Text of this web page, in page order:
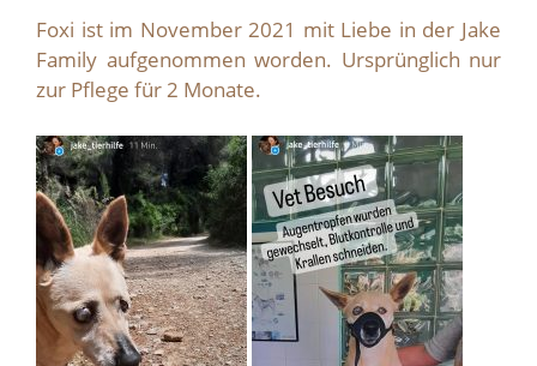
Foxi ist im November 2021 mit Liebe in der Jake
Family aufgenommen worden. Ursprünglich nur
zur Pflege für 2 Monate.